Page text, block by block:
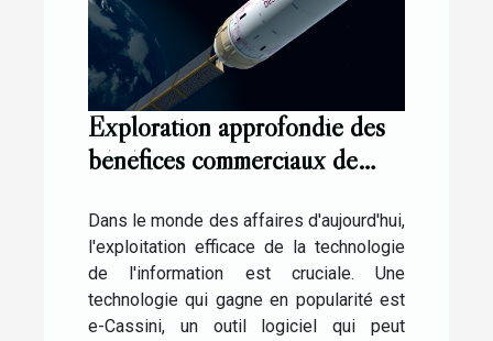
Exploration approfondie des
bénéfices commerciaux de
Dans le monde des affaires d'aujourd'hui,
l'exploitation efficace de la technologie
de l'information est cruciale. Une
technologie qui gagne en popularité est
e-Cassini, un outil logiciel qui peut